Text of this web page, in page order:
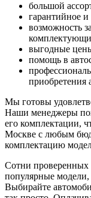
большой
гарантийное
возможность
выгодные
помощь в
приобретения
Мы готовы
Наши менеджеры
его комплектации,
Москве с любым
комплектацию
Сотни
популярные
Выбирайте